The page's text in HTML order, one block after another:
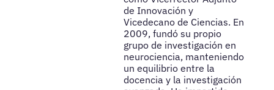
de Innovación y
Vicedecano de Ciencias. En
2009, fundó su propio
grupo de investigación en
neurociencia, manteniendo
un equilibrio entre la
docencia y la investigación